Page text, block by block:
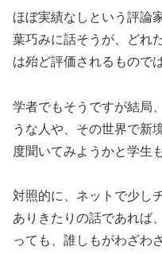
ほぼ実績なしという評論
葉巧みに話そうが、どれ
は殆ど評価されるもので
学者でもそうですが結局
うな人や、その世界で新
度聞いてみようかと学生
対照的に、ネットで少し
ありきたりの話であれば
っても、誰しもがわざわ